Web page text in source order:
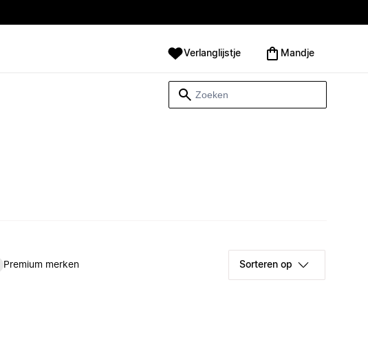
Verlanglijstje Mandje
Premium merken Sorteren op